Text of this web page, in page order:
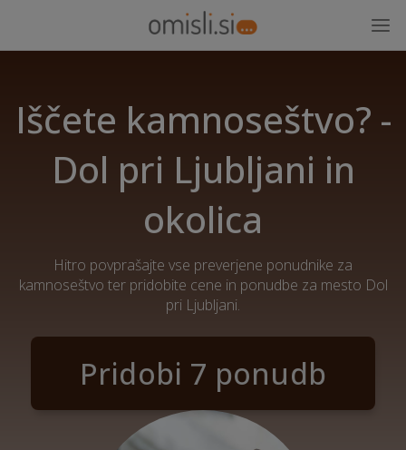
Iščete kamnoseštvo? -
Dol pri Ljubljani in
okolica
Hitro povprašajte vse preverjene ponudnike za
kamnoseštvo ter pridobite cene in ponudbe za mesto Dol
pri Ljubljani.
Pridobi 7 ponudb